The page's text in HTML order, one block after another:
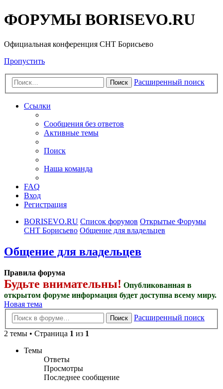
ФОРУМЫ BORISEVO.RU
Официальная конференция СНТ Борисьево
Пропустить
Поиск Расширенный поиск
Ссылки
Сообщения без ответов
Активные темы
Поиск
Наша команда
FAQ
Вход
Регистрация
BORISEVO.RU Список форумов Открытые Форумы
СНТ Борисьево Общение для владельцев
Общение для владельцев
Правила форума
Будьте внимательны! Опубликованная в
открытом форуме информация будет доступна всему миру.
Новая тема
Поиск
Расширенный поиск
2 темы • Страница 1 из 1
Темы
Ответы
Просмотры
Последнее сообщение